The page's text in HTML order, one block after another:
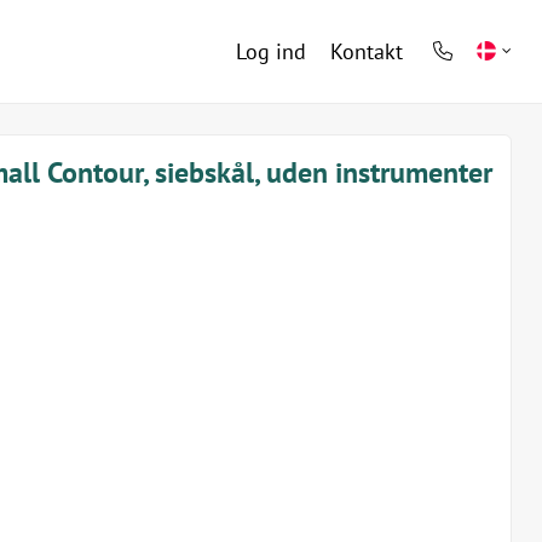
Log ind Kontakt
phone
Contour, siebskål, uden instrumenter